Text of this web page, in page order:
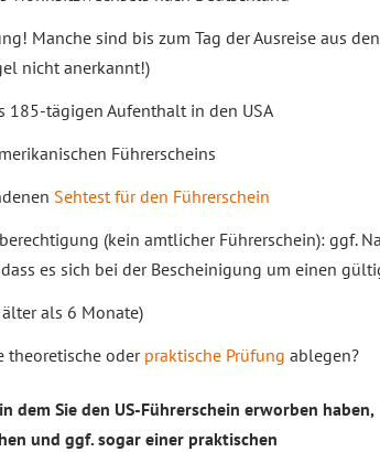
Manche sind bis zum Tag der Ausreise aus
nicht anerkannt!)
185-tägigen Aufenthalt in den USA
Führerscheins
Sehtest für den Führerschein
(kein amtlicher Führerschein): ggf.
es sich bei der Bescheinigung um einen
als 6 Monate)
theoretische oder praktische Prüfung ablegen?
dem Sie den US-Führerschein erworben haben,
und ggf. sogar einer praktischen